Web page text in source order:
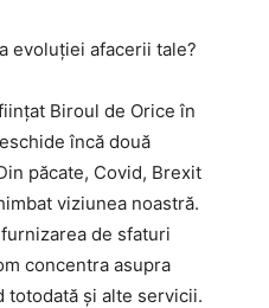
evoluției afacerii tale?
Biroul de Orice în
încă două
păcate, Covid, Brexit
viziunea noastră.
de sfaturi
concentra asupra
totodată și alte servicii.